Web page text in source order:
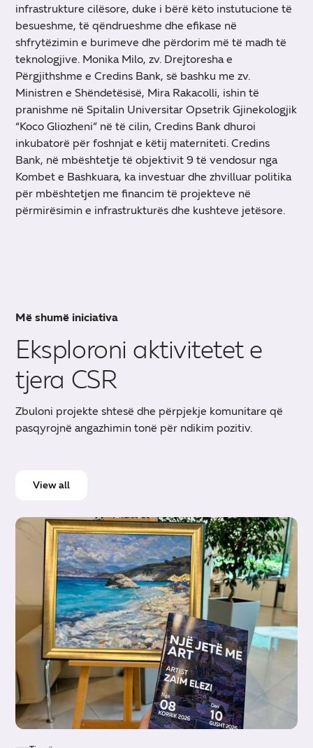
infrastrukture cilësore, duke i bërë këto instutucione të
besueshme, të qëndrueshme dhe efikase në
shfrytëzimin e burimeve dhe përdorim më të madh të
teknologjive. Monika Milo, zv. Drejtoresha e
Përgjithshme e Credins Bank, së bashku me zv.
Ministren e Shëndetësisë, Mira Rakacolli, ishin të
pranishme në Spitalin Universitar Opsetrik Gjinekologjik
“Koco Gliozheni” në të cilin, Credins Bank dhuroi
inkubatorë për foshnjat e këtij materniteti. Credins
Bank, në mbështetje të objektivit 9 të vendosur nga
Kombet e Bashkuara, ka investuar dhe zhvilluar politika
për mbështetjen me financim të projekteve në
përmirësimin e infrastrukturës dhe kushteve jetësore.
Më shumë iniciativa
Eksploroni aktivitetet e
tjera CSR
Zbuloni projekte shtesë dhe përpjekje komunitare që
pasqyrojnë angazhimin tonë për ndikim pozitiv.
View all